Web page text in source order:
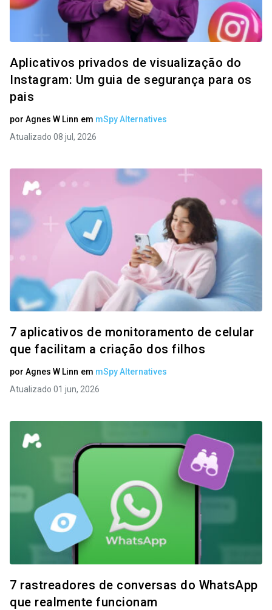
Aplicativos privados de visualização do
Instagram: Um guia de segurança para os
pais
por Agnes W Linn em mSpy Alternatives
Atualizado 08 jul, 2026
7 aplicativos de monitoramento de celular
que facilitam a criação dos filhos
por Agnes W Linn em mSpy Alternatives
Atualizado 01 jun, 2026
7 rastreadores de conversas do WhatsApp
que realmente funcionam